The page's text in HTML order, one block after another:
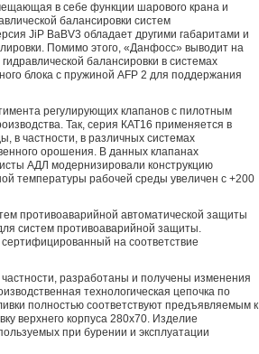
в себе функции шарового крана и
балансировки систем
JiP BaBV3 обладает другими габаритами и
Помимо этого, «Данфосс» выводит на
балансировки в системах
блока с пружиной AFP 2 для поддержания
регулирующих клапанов с пилотным
Так, серия КАТ16 применяется в
в частности, в различных системах
орошения. В данных клапанах
АДЛ модернизировали конструкцию
температуры рабочей среды увеличен с +200
противоаварийной автоматической защиты
систем противоаварийной защиты.
на соответствие
разработаны и получены изменения
технологическая цепочка по
полностью соответствуют предъявляемым к
верхнего корпуса 280х70. Изделие
при бурении и эксплуатации